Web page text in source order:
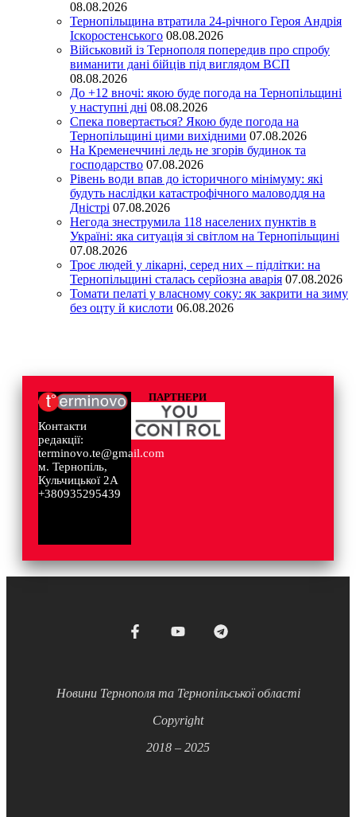
08.08.2026
Тернопільщина втратила 24-річного Героя Андрія
Іскоростенського 08.08.2026
Військовий із Тернополя попередив про спробу
виманити дані бійців під виглядом ВСП
08.08.2026
До +12 вночі: якою буде погода на Тернопільщині
у наступні дні 08.08.2026
Спека повертається? Якою буде погода на
Тернопільщині цими вихідними 07.08.2026
На Кременеччині ледь не згорів будинок та
господарство 07.08.2026
Рівень води впав до історичного мінімуму: які
будуть наслідки катастрофічного маловоддя на
Дністрі 07.08.2026
Негода знеструмила 118 населених пунктів в
Україні: яка ситуація зі світлом на Тернопільщині
07.08.2026
Троє людей у лікарні, серед них – підлітки: на
Тернопільщині сталась серйозна аварія 07.08.2026
Томати пелаті у власному соку: як закрити на зиму
без оцту й кислоти 06.08.2026
Контакти
редакції:
terminovo.te@gmail.com
м. Тернопіль,
Кульчицької 2А
+380935295439
ПАРТНЕРИ
Новини Тернополя та Тернопільської області
Copyright
2018 – 2025